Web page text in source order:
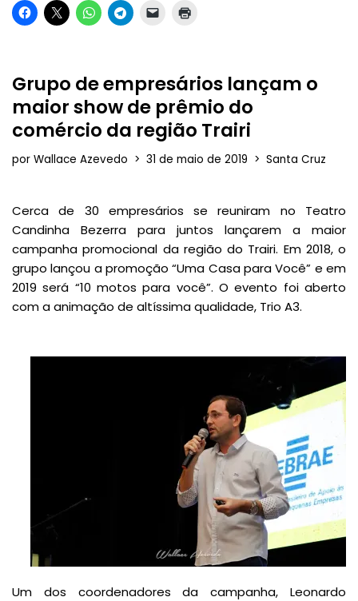
Grupo de empresários lançam o
maior show de prêmio do
comércio da região Trairi
por Wallace Azevedo 31 de maio de 2019 Santa Cruz
Cerca de 30 empresários se reuniram no Teatro
Candinha Bezerra para juntos lançarem a maior
campanha promocional da região do Trairi. Em 2018, o
grupo lançou a promoção “Uma Casa para Você” e em
2019 será “10 motos para você”. O evento foi aberto
com a animação de altíssima qualidade, Trio A3.
Um dos coordenadores da campanha, Leonardo